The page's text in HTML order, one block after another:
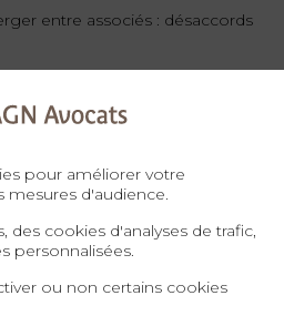
entre associés : désaccords
pour améliorer votre
mesures d'audience.
des cookies d'analyses de trafic,
personnalisées.
ou non certains cookies